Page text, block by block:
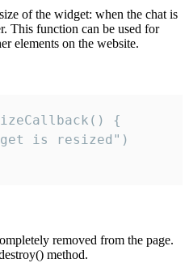
of the widget: when the chat is
This function can be used for
elements on the website.
{
is resized")
removed from the page.
method.